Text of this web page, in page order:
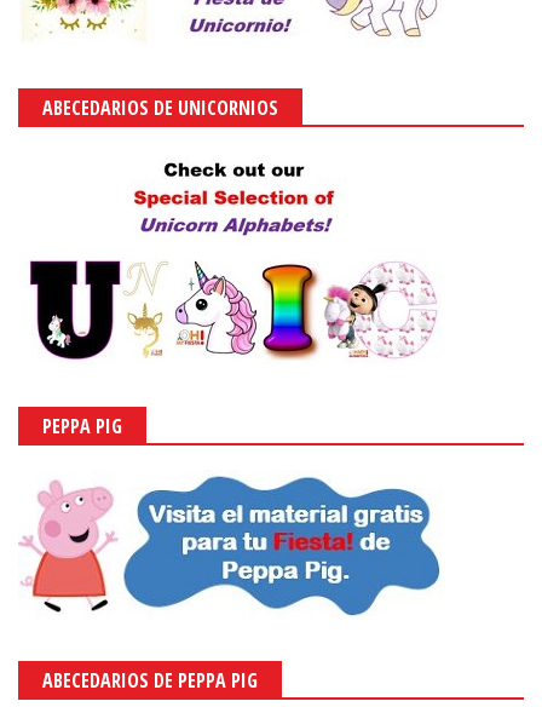
ABECEDARIOS DE UNICORNIOS
PEPPA PIG
ABECEDARIOS DE PEPPA PIG